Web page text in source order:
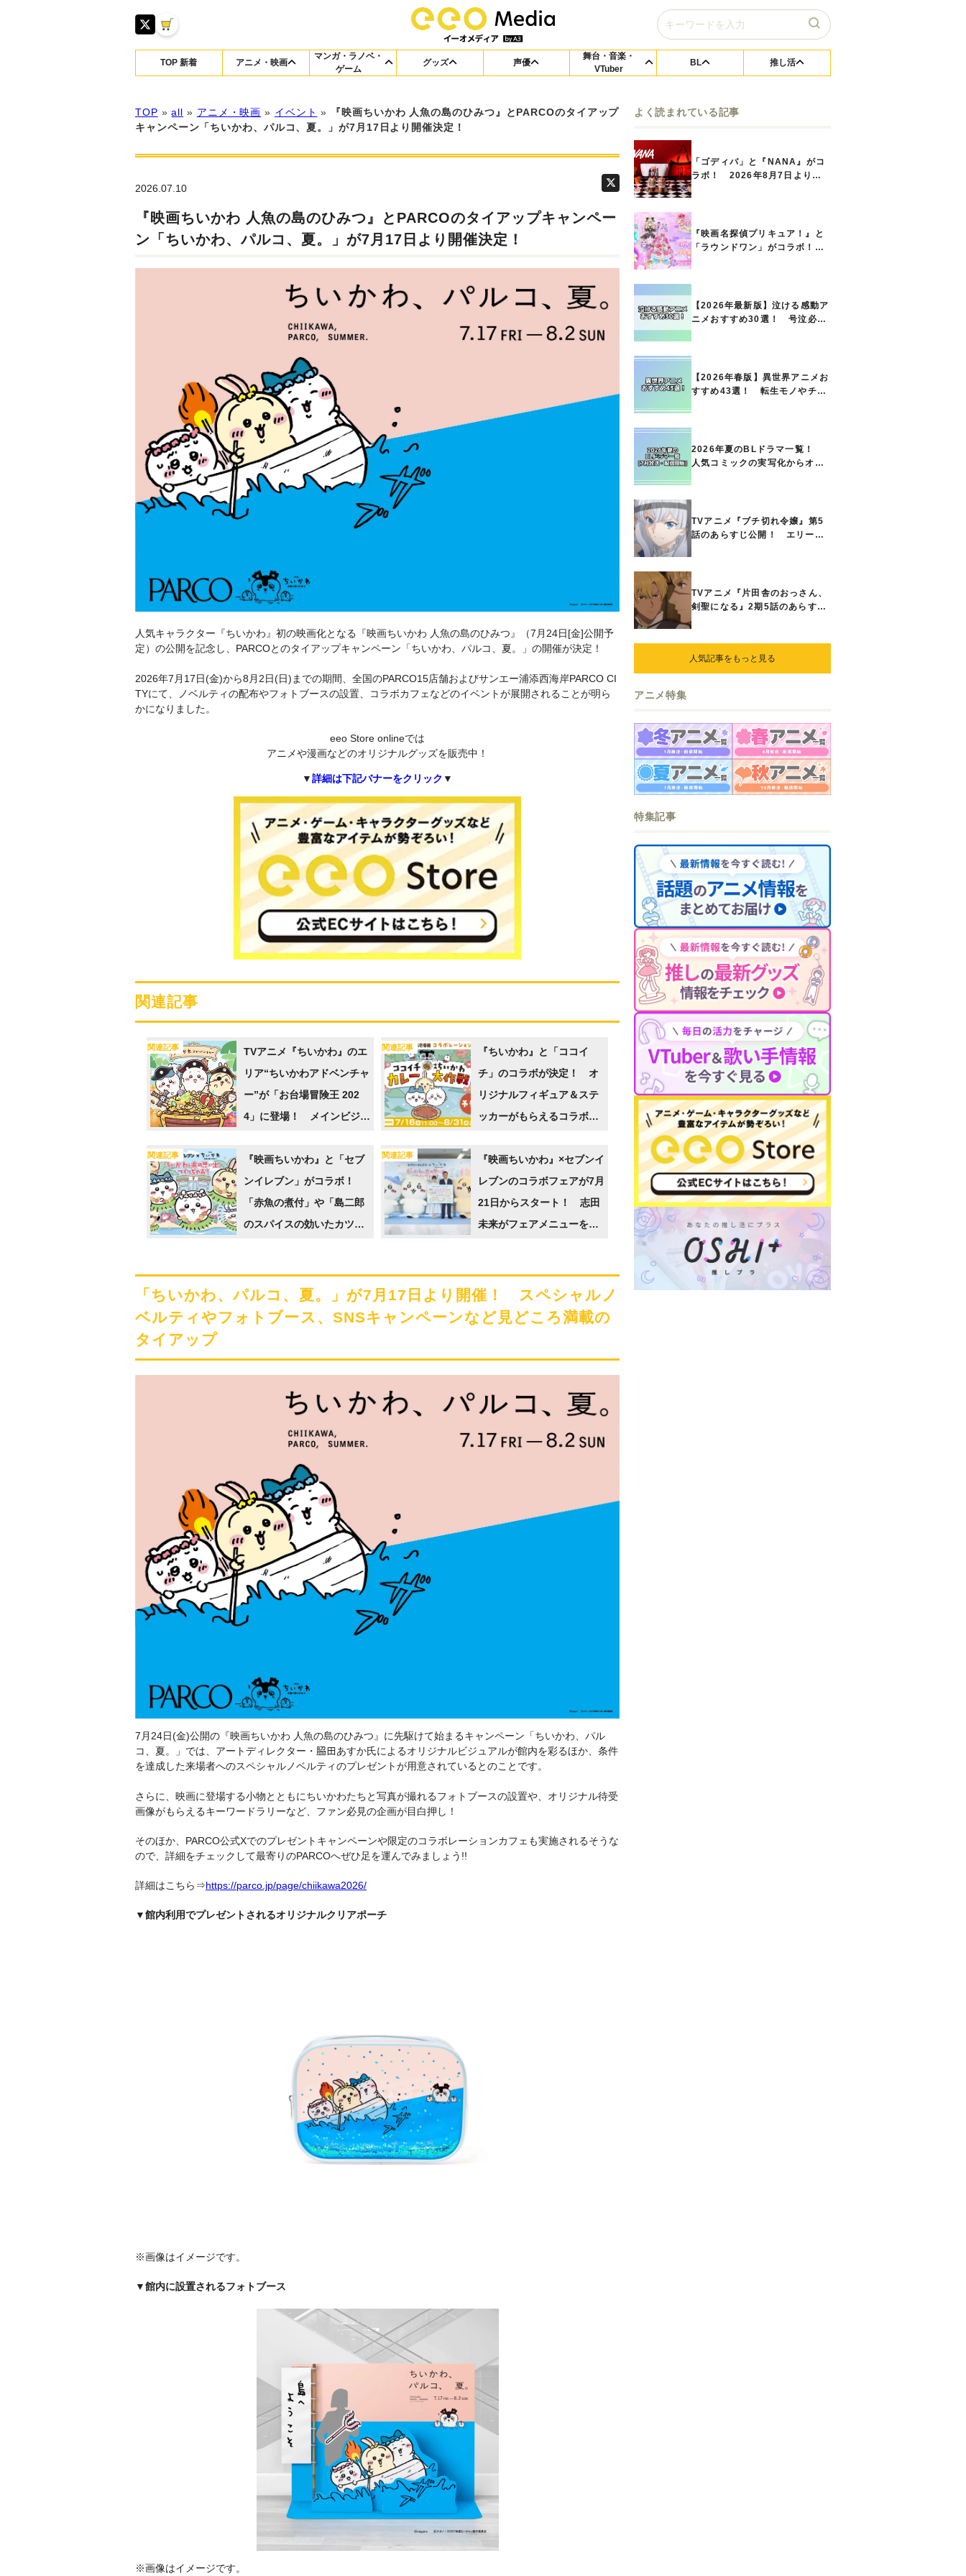
TOP 新着 アニメ・映画
マンガ・ラノベ・
ゲーム
グッズ 声優
舞台・音楽・
VTuber
BL 推し活
TOP »all » アニメ・映画 » イベント »
『映画ちいかわ 人魚の島のひみつ』とPARCOのタイアップ
キャンペーン「ちいかわ、パルコ、夏。」が7月17日より開催決定！
2026.07.10
『映画ちいかわ 人魚の島のひみつ』とPARCOのタイアップキャンペー
ン「ちいかわ、パルコ、夏。」が7月17日より開催決定！
人気キャラクター『ちいかわ』初の映画化となる『映画ちいかわ 人魚の島のひみつ』（7月24日[金]公開予
定）の公開を記念し、PARCOとのタイアップキャンペーン「ちいかわ、パルコ、夏。」の開催が決定！
2026年7月17日(金)から8月2日(日)までの期間、全国のPARCO15店舗およびサンエー浦添西海岸PARCO CI
TYにて、ノベルティの配布やフォトブースの設置、コラボカフェなどのイベントが展開されることが明ら
かになりました。
eeo Store onlineでは
アニメや漫画などのオリジナルグッズを販売中！
▼詳細は下記バナーをクリック ▼
関連記事
関連記事
TVアニメ『ちいかわ』のエ
リア“ちいかわアドベンチャ
ー”が「お台場冒険王 202
4」に登場！ メインビジュ
関連記事
『ちいかわ』と「ココイ
チ」のコラボが決定！ オ
リジナルフィギュア＆ステ
ッカーがもらえるコラボメ
関連記事
『映画ちいかわ』と「セブ
ンイレブン」がコラボ！
「赤魚の煮付」や「島二郎
のスパイスの効いたカツカ
関連記事
『映画ちいかわ』×セブンイ
レブンのコラボフェアが7月
21日からスタート！ 志田
未来がフェアメニューを一
奮!!
「ちいかわ、パルコ、夏。」が7月17日より開催！ スペシャルノ
ベルティやフォトブース、SNSキャンペーンなど見どころ満載の
タイアップ
7月24日(金)公開の『映画ちいかわ 人魚の島のひみつ』に先駆けて始まるキャンペーン「ちいかわ、パル
コ、夏。」では、アートディレクター・𦚰田あすか氏によるオリジナルビジュアルが館内を彩るほか、条件
を達成した来場者へのスペシャルノベルティのプレゼントが用意されているとのことです。
さらに、映画に登場する小物とともにちいかわたちと写真が撮れるフォトブースの設置や、オリジナル待受
画像がもらえるキーワードラリーなど、ファン必見の企画が目白押し！
そのほか、PARCO公式Xでのプレゼントキャンペーンや限定のコラボレーションカフェも実施されるそうな
ので、詳細をチェックして最寄りのPARCOへぜひ足を運んでみましょう!!
詳細はこちら⇒https://parco.jp/page/chiikawa2026/
▼館内利用でプレゼントされるオリジナルクリアポーチ
※画像はイメージです。
▼館内に設置されるフォトブース
※画像はイメージです。
よく読まれている記事
「ゴディバ」と『NANA』がコ
ラボ！ 2026年8月7日よりシ
『映画名探偵プリキュア！』と
「ラウンドワン」がコラボ！
【2026年最新版】泣ける感動ア
ニメおすすめ30選！ 号泣必須
【2026年春版】異世界アニメお
すすめ43選！ 転生モノやチー
2026年夏のBLドラマ一覧！
人気コミックの実写化からオリ
TVアニメ『ブチ切れ令嬢』第5
話のあらすじ公開！ エリーの
TVアニメ『片田舎のおっさん、
剣聖になる』2期5話のあらすじ
人気記事をもっと見る
アニメ特集
特集記事